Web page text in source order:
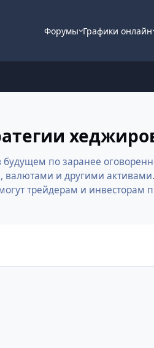
Форумы Графики онлайн
по заранее
и другими
трейдерам и